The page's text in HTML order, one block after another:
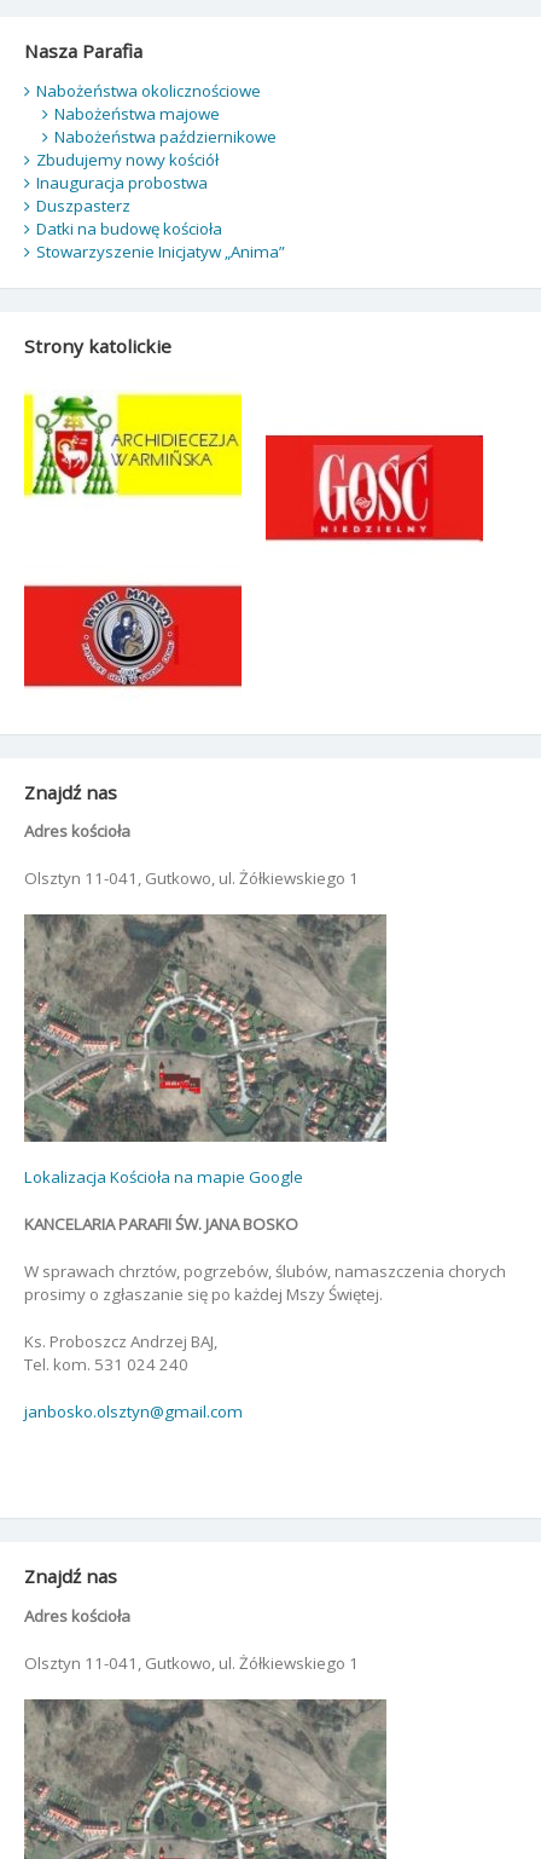
wpisach
Nasza Parafia
Nabożeństwa okolicznościowe
Nabożeństwa majowe
Nabożeństwa październikowe
Zbudujemy nowy kościół
Inauguracja probostwa
Duszpasterz
Datki na budowę kościoła
Stowarzyszenie Inicjatyw „Anima”
Strony katolickie
Znajdź nas
Adres kościoła
Olsztyn 11-041, Gutkowo, ul. Żółkiewskiego 1
Lokalizacja Kościoła na mapie Google
KANCELARIA PARAFII ŚW. JANA BOSKO
W sprawach chrztów, pogrzebów, ślubów, namaszczenia chorych
prosimy o zgłaszanie się po każdej Mszy Świętej.
Ks. Proboszcz Andrzej BAJ,
Tel. kom. 531 024 240
janbosko.olsztyn@gmail.com
Znajdź nas
Adres kościoła
Olsztyn 11-041, Gutkowo, ul. Żółkiewskiego 1